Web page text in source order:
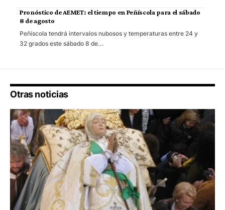
Pronóstico de AEMET: el tiempo en Peñíscola para el sábado
8 de agosto
Peñíscola tendrá intervalos nubosos y temperaturas entre 24 y
32 grados este sábado 8 de…
Otras noticias